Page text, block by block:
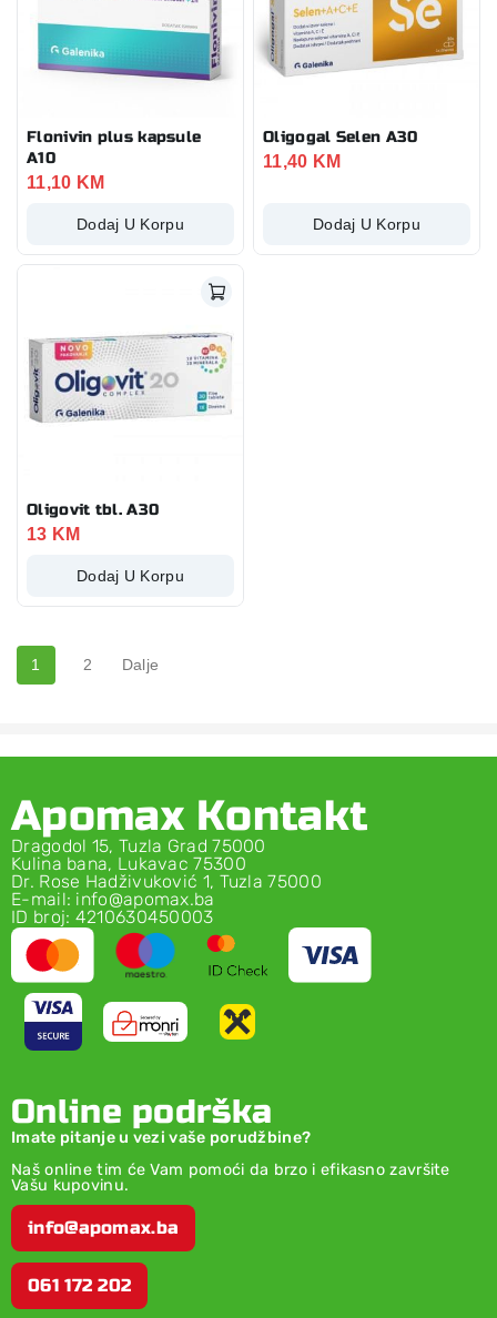
Flonivin plus kapsule
A10
11,10 KM
Dodaj U Korpu
Oligogal Selen A30
11,40 KM
Dodaj U Korpu
Oligovit tbl. A30
13 KM
Dodaj U Korpu
1 2 Dalje
Apomax Kontakt
Dragodol 15, Tuzla Grad 75000
Kulina bana, Lukavac 75300
Dr. Rose Hadživuković 1, Tuzla 75000
E-mail: info@apomax.ba
ID broj: 4210630450003
Online podrška
Imate pitanje u vezi vaše porudžbine?
Naš online tim će Vam pomoći da brzo i efikasno završite
Vašu kupovinu.
info@apomax.ba
061 172 202